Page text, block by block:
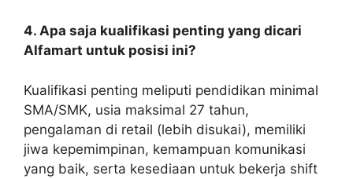
4. Apa saja kualifikasi penting yang dicari
Alfamart untuk posisi ini?
Kualifikasi penting meliputi pendidikan minimal
SMA/SMK, usia maksimal 27 tahun,
pengalaman di retail (lebih disukai), memiliki
jiwa kepemimpinan, kemampuan komunikasi
yang baik, serta kesediaan untuk bekerja shift